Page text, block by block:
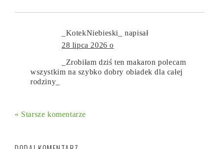
_KotekNiebieski_
napisał
28 lipca 2026 o
_Zrobiłam dziś ten makaron polecam
wszystkim na szybko dobry obiadek dla całej
rodziny_
« Starsze komentarze